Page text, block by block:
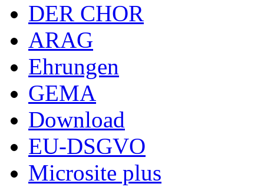
DER CHOR
ARAG
Ehrungen
GEMA
Download
EU-DSGVO
Microsite plus